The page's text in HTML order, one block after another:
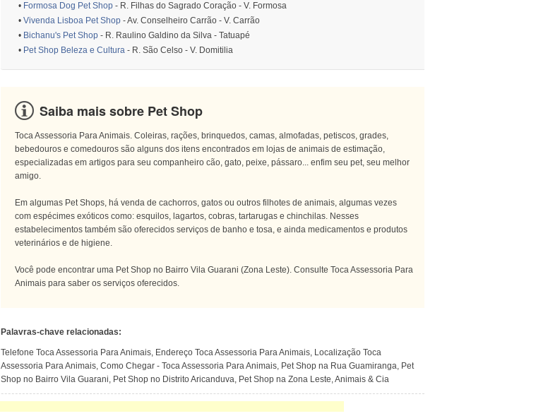
• Formosa Dog Pet Shop - R. Filhas do Sagrado Coração - V. Formosa
• Vivenda Lisboa Pet Shop - Av. Conselheiro Carrão - V. Carrão
• Bichanu's Pet Shop - R. Raulino Galdino da Silva - Tatuapé
• Pet Shop Beleza e Cultura - R. São Celso - V. Domitilia
Saiba mais sobre Pet Shop
Toca Assessoria Para Animais. Coleiras, rações, brinquedos, camas, almofadas, petiscos, grades,
bebedouros e comedouros são alguns dos itens encontrados em lojas de animais de estimação,
especializadas em artigos para seu companheiro cão, gato, peixe, pássaro... enfim seu pet, seu melhor
amigo.
Em algumas Pet Shops, há venda de cachorros, gatos ou outros filhotes de animais, algumas vezes
com espécimes exóticos como: esquilos, lagartos, cobras, tartarugas e chinchilas. Nesses
estabelecimentos também são oferecidos serviços de banho e tosa, e ainda medicamentos e produtos
veterinários e de higiene.
Você pode encontrar uma Pet Shop no Bairro Vila Guarani (Zona Leste). Consulte Toca Assessoria Para
Animais para saber os serviços oferecidos.
Palavras-chave relacionadas:
Telefone Toca Assessoria Para Animais, Endereço Toca Assessoria Para Animais, Localização Toca
Assessoria Para Animais, Como Chegar - Toca Assessoria Para Animais, Pet Shop na Rua Guamiranga, Pet
Shop no Bairro Vila Guarani, Pet Shop no Distrito Aricanduva, Pet Shop na Zona Leste, Animais & Cia